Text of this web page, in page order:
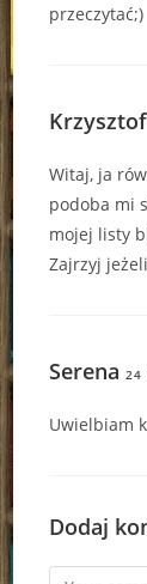
przeczytać;)
Witaj, ja
podoba mi
mojej listy
Zajrzyj
Serena 24
Uwielbiam
Dodaj